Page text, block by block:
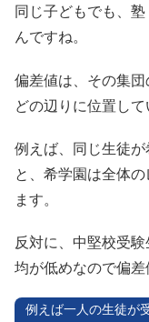
同じ子どもでも、
んですね。
偏差値は、その集
どの辺りに位置し
例えば、同じ生徒
と、希学園は全体
ます。
反対に、中堅校受
均が低めなので偏差
例えば一人の生徒が